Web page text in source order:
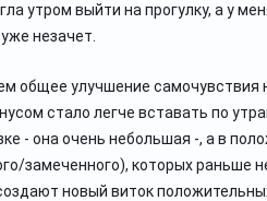
утром выйти на прогулку, а у
незачет.
общее улучшение
стало легче вставать по
- она очень небольшая -, а в
замеченного), которых раньше
новый виток